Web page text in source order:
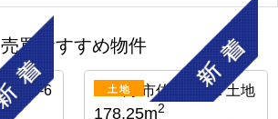
売買おすすめ物件
土地
178.25m2